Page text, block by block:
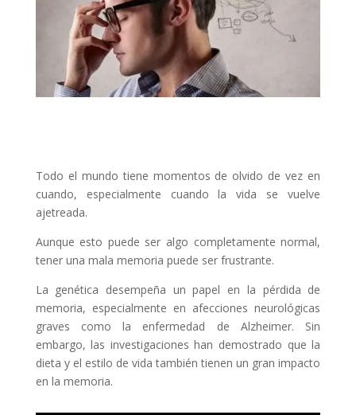
Todo el mundo tiene momentos de olvido de vez en
cuando, especialmente cuando la vida se vuelve
ajetreada.
Aunque esto puede ser algo completamente normal,
tener una mala memoria puede ser frustrante.
La genética desempeña un papel en la pérdida de
memoria, especialmente en afecciones neurológicas
graves como la enfermedad de Alzheimer. Sin
embargo, las investigaciones han demostrado que la
dieta y el estilo de vida también tienen un gran impacto
en la memoria.